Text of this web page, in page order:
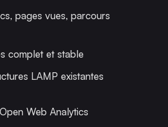
pages vues, parcours
complet et stable
LAMP existantes
Web Analytics